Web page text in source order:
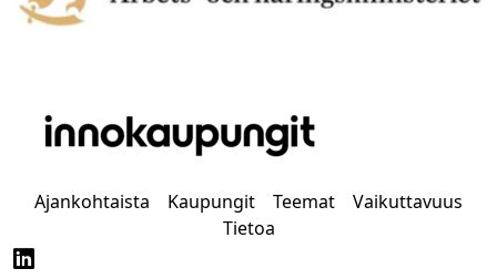
Ajankohtaista Kaupungit Teemat
Vaikuttavuus
Tietoa